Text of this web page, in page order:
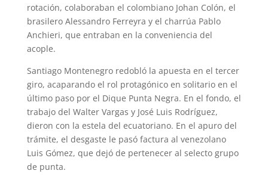
rotación, colaboraban el colombiano Johan Colón, el
brasilero Alessandro Ferreyra y el charrúa Pablo
Anchieri, que entraban en la conveniencia del
acople.
Santiago Montenegro redobló la apuesta en el tercer
giro, acaparando el rol protagónico en solitario en el
último paso por el Dique Punta Negra. En el fondo, el
trabajo del Walter Vargas y José Luis Rodríguez,
dieron con la estela del ecuatoriano. En el apuro del
trámite, el desgaste le pasó factura al venezolano
Luis Gómez, que dejó de pertenecer al selecto grupo
de punta.